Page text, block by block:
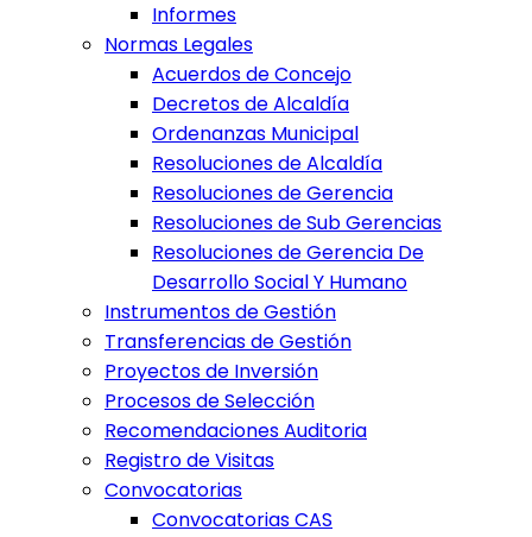
Informes
Normas Legales
Acuerdos de Concejo
Decretos de Alcaldía
Ordenanzas Municipal
Resoluciones de Alcaldía
Resoluciones de Gerencia
Resoluciones de Sub Gerencias
Resoluciones de Gerencia De
Desarrollo Social Y Humano
Instrumentos de Gestión
Transferencias de Gestión
Proyectos de Inversión
Procesos de Selección
Recomendaciones Auditoria
Registro de Visitas
Convocatorias
Convocatorias CAS